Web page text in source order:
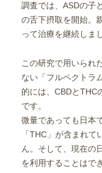
調査では、ASDの子
の舌下摂取を開始。
って治療を継続しま
この研究で用いられ
ない「フルペクトラ
的には、CBDとTHC
です。
微量であっても日本
「THC」が含まれ
ん。そして、現在の
を利用することはで